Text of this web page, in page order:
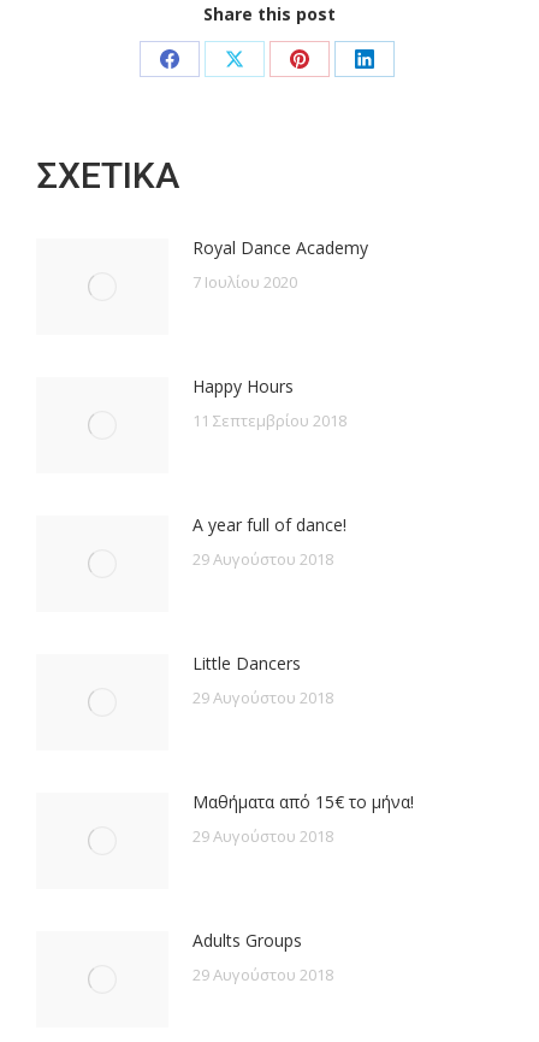
Share this post
Share Share Share Share
ΣΧΕΤΙΚΑ
Royal Dance Academy
7 Ιουλίου 2020
Happy Hours
11 Σεπτεμβρίου 2018
A year full of dance!
29 Αυγούστου 2018
Little Dancers
29 Αυγούστου 2018
Μαθήματα από 15€ το μήνα!
29 Αυγούστου 2018
Adults Groups
29 Αυγούστου 2018